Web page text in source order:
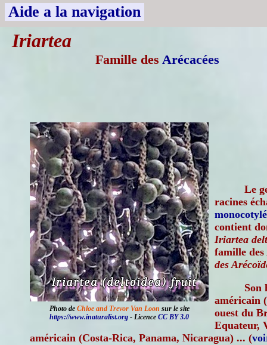
Aide a la navigation
Iriartea
Famille des Arécacées
Photo de Chloe and Trevor Van Loon sur le site
https://www.inaturalist.org - Licence CC BY 3.0
Le
racines
contient
Iriartea
famille des
des
Son
américain
ouest du
Equateur,
américain (Costa-Rica, Panama, Nicaragua) ... (